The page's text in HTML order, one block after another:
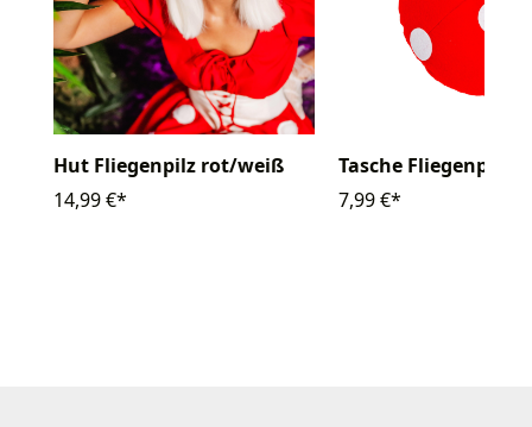
Hut Fliegenpilz rot/weiß
14,99 €*
Tasche Fliegenpilz
7,99 €*